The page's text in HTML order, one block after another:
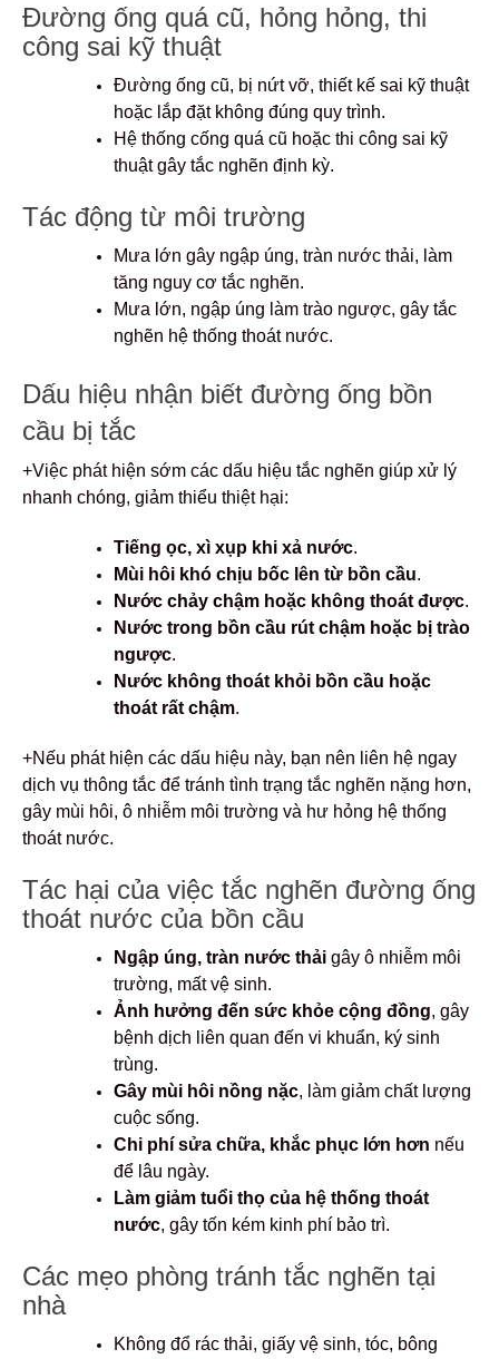
Đường ống quá cũ, hỏng hỏng, thi
công sai kỹ thuật
Đường ống cũ, bị nứt vỡ, thiết kế sai kỹ thuật
hoặc lắp đặt không đúng quy trình.
Hệ thống cống quá cũ hoặc thi công sai kỹ
thuật gây tắc nghẽn định kỳ.
Tác động từ môi trường
Mưa lớn gây ngập úng, tràn nước thải, làm
tăng nguy cơ tắc nghẽn.
Mưa lớn, ngập úng làm trào ngược, gây tắc
nghẽn hệ thống thoát nước.
Dấu hiệu nhận biết đường ống bồn
cầu bị tắc
+Việc phát hiện sớm các dấu hiệu tắc nghẽn giúp xử lý
nhanh chóng, giảm thiểu thiệt hại:
Tiếng ọc, xì xụp khi xả nước.
Mùi hôi khó chịu bốc lên từ bồn cầu.
Nước chảy chậm hoặc không thoát được.
Nước trong bồn cầu rút chậm hoặc bị trào
ngược.
Nước không thoát khỏi bồn cầu hoặc
thoát rất chậm.
+Nếu phát hiện các dấu hiệu này, bạn nên liên hệ ngay
dịch vụ thông tắc để tránh tình trạng tắc nghẽn nặng hơn,
gây mùi hôi, ô nhiễm môi trường và hư hỏng hệ thống
thoát nước.
Tác hại của việc tắc nghẽn đường ống
thoát nước của bồn cầu
Ngập úng, tràn nước thải gây ô nhiễm môi
trường, mất vệ sinh.
Ảnh hưởng đến sức khỏe cộng đồng, gây
bệnh dịch liên quan đến vi khuẩn, ký sinh
trùng.
Gây mùi hôi nồng nặc, làm giảm chất lượng
cuộc sống.
Chi phí sửa chữa, khắc phục lớn hơn nếu
để lâu ngày.
Làm giảm tuổi thọ của hệ thống thoát
nước, gây tốn kém kinh phí bảo trì.
Các mẹo phòng tránh tắc nghẽn tại
nhà
Không đổ rác thải, giấy vệ sinh, tóc, bông